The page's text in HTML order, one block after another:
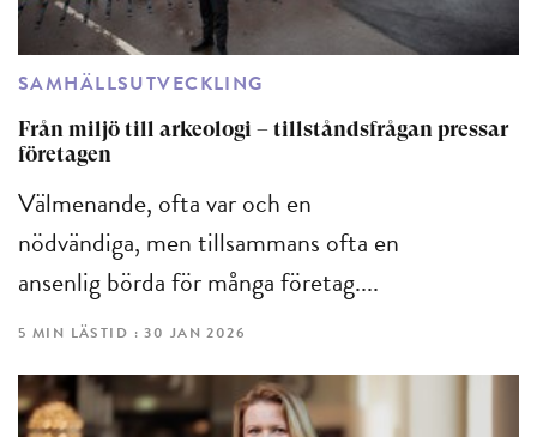
SAMHÄLLSUTVECKLING
Från miljö till arkeologi – tillståndsfrågan pressar
företagen
Välmenande, ofta var och en
nödvändiga, men tillsammans ofta en
ansenlig börda för många företag....
5 MIN LÄSTID : 30 JAN 2026